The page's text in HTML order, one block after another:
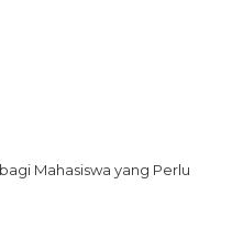
Mahasiswa yang Perlu